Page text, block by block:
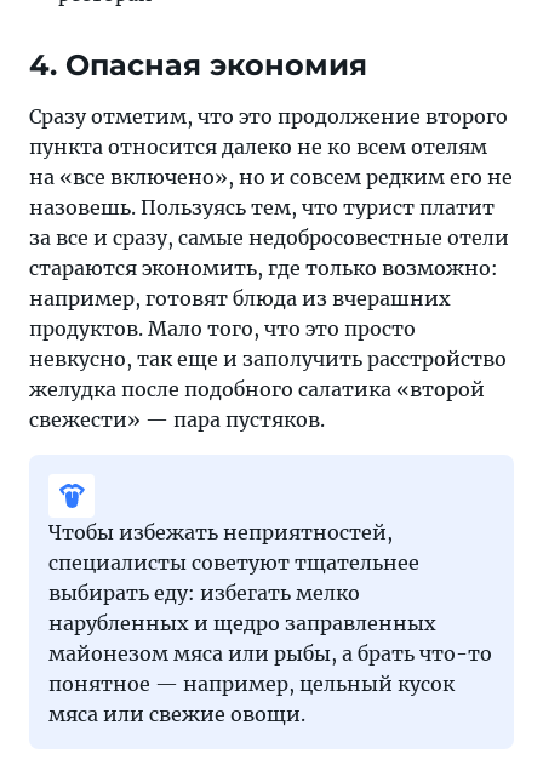
4. Опасная экономия
Сразу отметим, что это продолжение второго
пункта относится далеко не ко всем отелям
на «все включено», но и совсем редким его не
назовешь. Пользуясь тем, что турист платит
за все и сразу, самые недобросовестные отели
стараются экономить, где только возможно:
например, готовят блюда из вчерашних
продуктов. Мало того, что это просто
невкусно, так еще и заполучить расстройство
желудка после подобного салатика «второй
свежести» — пара пустяков.
Чтобы избежать неприятностей,
специалисты советуют тщательнее
выбирать еду: избегать мелко
нарубленных и щедро заправленных
майонезом мяса или рыбы, а брать что-то
понятное — например, цельный кусок
мяса или свежие овощи.